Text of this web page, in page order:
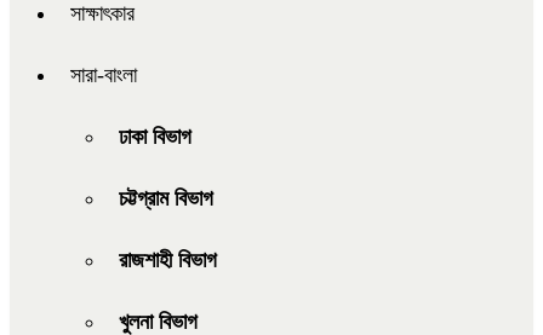
সাক্ষাৎকার
সারা-বাংলা
ঢাকা বিভাগ
চট্টগ্রাম বিভাগ
রাজশাহী বিভাগ
খুলনা বিভাগ